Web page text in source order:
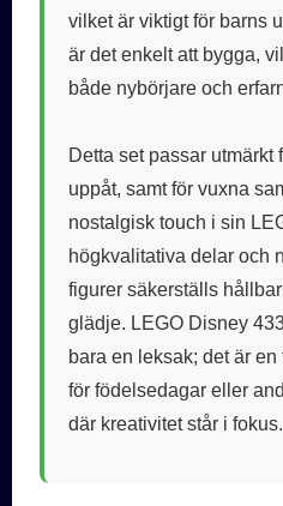
vilket är viktigt för barns
är det enkelt att bygga,
både nybörjare och
Detta set passar utmärkt
uppåt, samt för vuxna
nostalgisk touch i sin
högkvalitativa delar och
figurer säkerställs
glädje. LEGO Disney
bara en leksak; det är
för födelsedagar eller
där kreativitet står i fokus.